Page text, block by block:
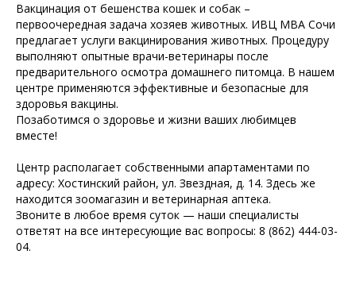
Вакцинация от бешенства кошек и собак –
первоочередная задача хозяев животных. ИВЦ МВА Сочи
предлагает услуги вакцинирования животных. Процедуру
выполняют опытные врачи-ветеринары после
предварительного осмотра домашнего питомца. В нашем
центре применяются эффективные и безопасные для
здоровья вакцины.
Позаботимся о здоровье и жизни ваших любимцев
вместе!
Центр располагает собственными апартаментами по
адресу: Хостинский район, ул. Звездная, д. 14. Здесь же
находится зоомагазин и ветеринарная аптека.
Звоните в любое время суток — наши специалисты
ответят на все интересующие вас вопросы: 8 (862) 444-03-
04.